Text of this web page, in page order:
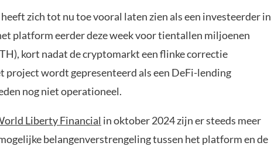
zich tot nu toe vooral laten zien als een investeerder in
platform eerder deze week voor tientallen miljoenen
kort nadat de cryptomarkt een flinke correctie
project wordt gepresenteerd als een DeFi-lending
nog niet operationeel.
Liberty Financial in oktober 2024 zijn er steeds meer
belangenverstrengeling tussen het platform en de